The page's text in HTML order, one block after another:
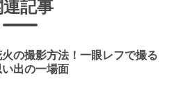
連記事
火の撮影方法！一眼レフで撮る
い出の一場面